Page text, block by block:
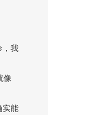
，我
像
实能